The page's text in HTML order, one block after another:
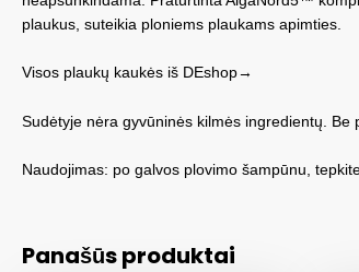
plaukus, suteikia ploniems plaukams apimties.
Visos plaukų kaukės iš DEshop→
Sudėtyje nėra gyvūninės kilmės ingredientų. Be
Naudojimas: po galvos plovimo šampūnu,
Panašūs produktai